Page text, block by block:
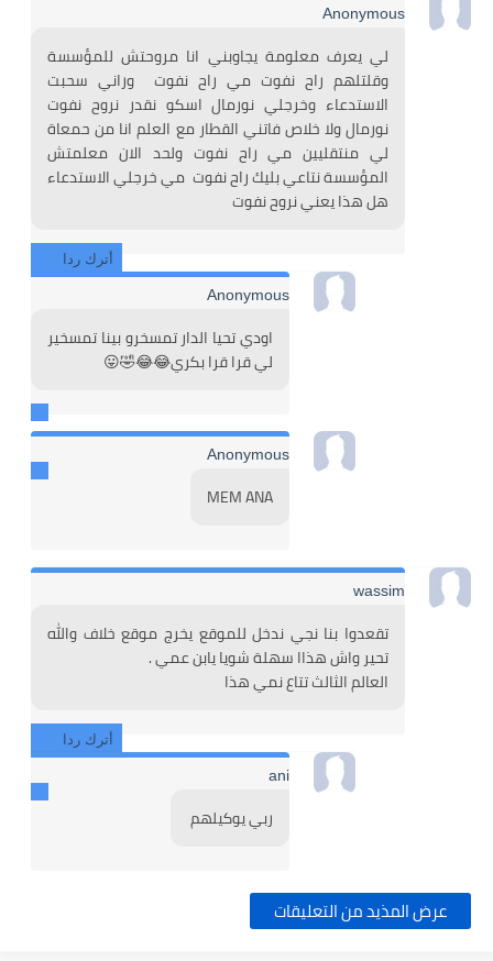
Anonymous
لي يعرف معلومة يجاوبني انا مروحتش للمؤسسة
وقلتلهم راح نفوت مي راح نفوت  وراني سحبت
الاستدعاء وخرجلي نورمال اسكو نقدر نروح نفوت
نورمال ولا خلاص فاتني القطار مع العلم انا من حمعاة
لي منتقليين مي راح نفوت ولحد الان معلمتش
المؤسسة نتاعي بليك راح نفوت  مي خرجلي الاستدعاء
هل هذا يعني نروح نفوت
أترك ردا
Anonymous
لي قرا قرا بكري😂😂🤣😛
Anonymous
MEM ANA
wassim
تقعدوا بنا نجي ندخل للموقع يخرج موقع خلاف والله
تحير واش هذاا سهلة شويا يابن عمي .
العالم الثالث تتاع نمي هذا
أترك ردا
ani
ربي يوكيلهم
عرض المذيد من التعليقات